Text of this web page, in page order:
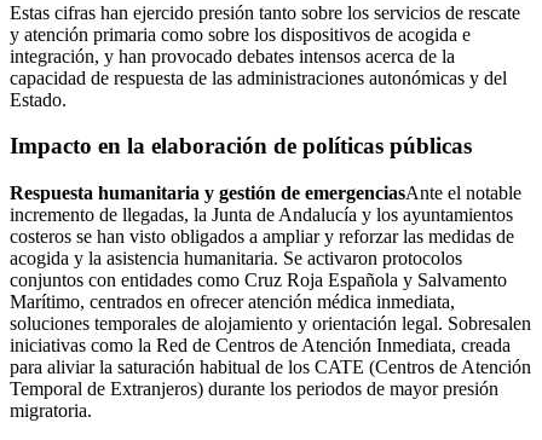
Estas cifras han ejercido presión tanto sobre los servicios de rescate
y atención primaria como sobre los dispositivos de acogida e
integración, y han provocado debates intensos acerca de la
capacidad de respuesta de las administraciones autonómicas y del
Estado.
Impacto en la elaboración de políticas públicas
Respuesta humanitaria y gestión de emergenciasAnte el notable
incremento de llegadas, la Junta de Andalucía y los ayuntamientos
costeros se han visto obligados a ampliar y reforzar las medidas de
acogida y la asistencia humanitaria. Se activaron protocolos
conjuntos con entidades como Cruz Roja Española y Salvamento
Marítimo, centrados en ofrecer atención médica inmediata,
soluciones temporales de alojamiento y orientación legal. Sobresalen
iniciativas como la Red de Centros de Atención Inmediata, creada
para aliviar la saturación habitual de los CATE (Centros de Atención
Temporal de Extranjeros) durante los periodos de mayor presión
migratoria.